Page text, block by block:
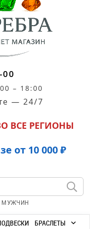
– 18:00
— 24/7
ВСЕ РЕГИОНЫ
от 10 000 ₽
МУЖЧИН
БРАСЛЕТЫ